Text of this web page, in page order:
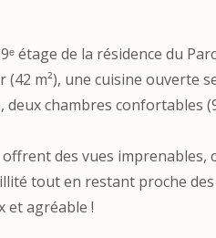
étage de la résidence du
m²), une cuisine ouverte
chambres confortables
des vues imprenables,
tout en restant proche
et agréable !